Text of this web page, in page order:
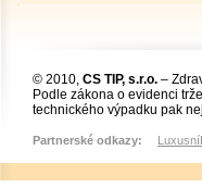
© 2010, CS TIP, s.r.o. –
Podle zákona o evidenci
technického výpadku pak
Partnerské odkazy: